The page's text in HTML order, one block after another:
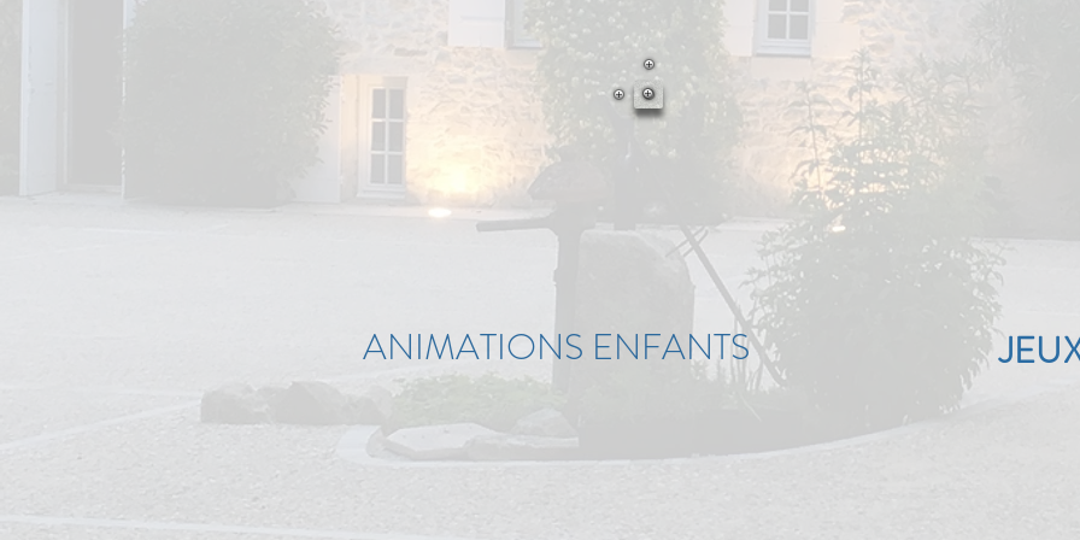
ANIMATIONS ENFANTS